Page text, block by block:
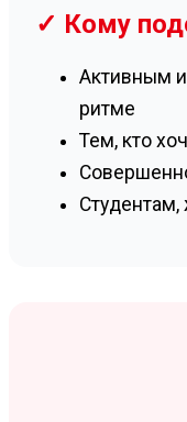
✓ Кому
Активным
ритме
Тем, кто